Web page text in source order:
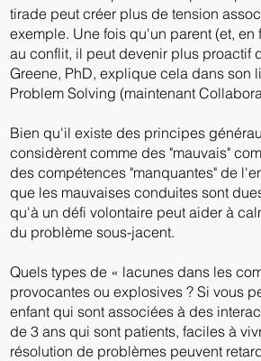
tirade peut créer plus de tension
exemple. Une fois qu'un parent (et,
au conflit, il peut devenir plus proactif
Greene, PhD, explique cela dans son
Problem Solving (maintenant
Bien qu'il existe des principes
considèrent comme des "mauvais"
des compétences "manquantes" de
que les mauvaises conduites sont
qu'à un défi volontaire peut aider à
du problème sous-jacent.
Quels types de « lacunes dans les
provocantes ou explosives ? Si vous
enfant qui sont associées à des
de 3 ans qui sont patients, faciles à
résolution de problèmes peuvent